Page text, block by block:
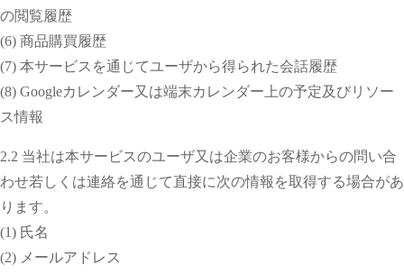
の閲覧履歴
(6) 商品購買履歴
(7) 本サービスを通じてユーザから得られた会話履歴
(8) Googleカレンダー又は端末カレンダー上の予定及びリソー
ス情報
2.2 当社は本サービスのユーザ又は企業のお客様からの問い合
わせ若しくは連絡を通じて直接に次の情報を取得する場合があ
ります。
(1) 氏名
(2) メールアドレス